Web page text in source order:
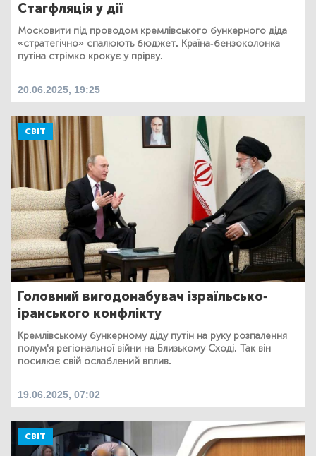
Стагфляція у дії
Московити під проводом кремлівського бункерного діда
«стратегічно» спалюють бюджет. Країна-бензоколонка
путіна стрімко крокує у прірву.
20.06.2025, 19:25
СВІТ
Головний вигодонабувач ізраїльсько-
іранського конфлікту
Кремлівському бункерному діду путін на руку розпалення
полум'я регіональної війни на Близькому Сході. Так він
посилює свій ослаблений вплив.
19.06.2025, 07:02
СВІТ